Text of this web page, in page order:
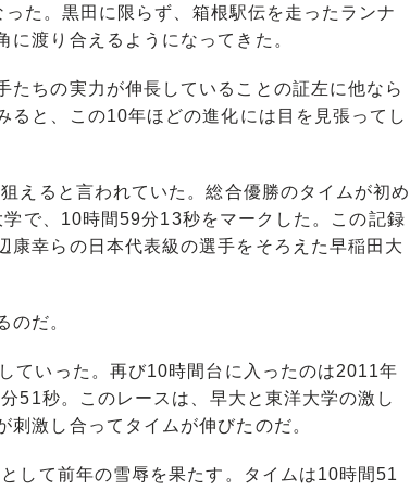
た。黒田に限らず、箱根駅伝を走ったランナ
渡り合えるようになってきた。
ちの実力が伸長していることの証左に他なら
ると、この10年ほどの進化には目を見張ってし
えると言われていた。総合優勝のタイムが初め
で、10時間59分13秒をマークした。この記録
康幸らの日本代表級の選手をそろえた早稲田大
のだ。
ていった。再び10時間台に入ったのは2011年
51秒。このレースは、早大と東洋大学の激し
激し合ってタイムが伸びたのだ。
して前年の雪辱を果たす。タイムは10時間51